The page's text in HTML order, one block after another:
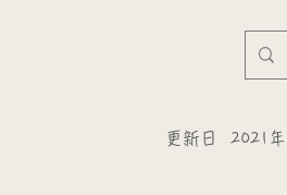
更新日 2021